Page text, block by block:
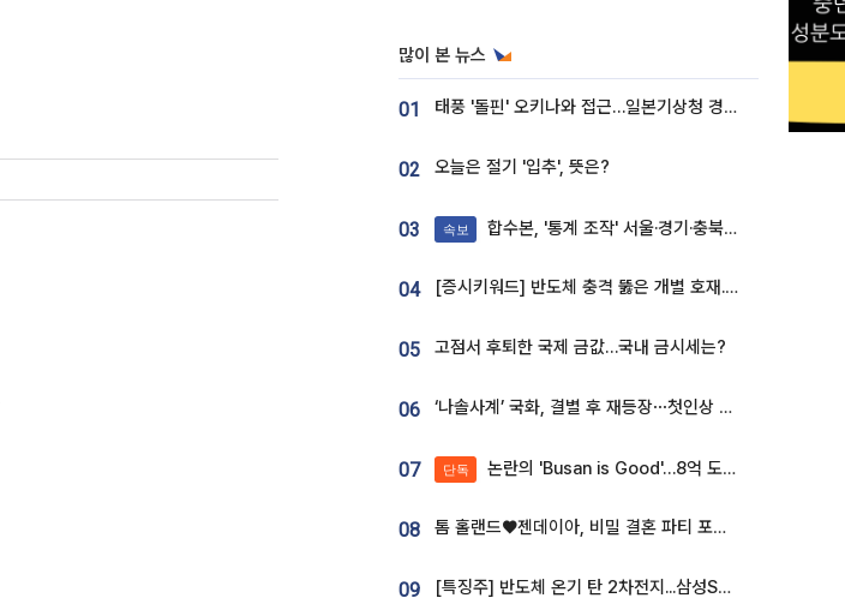
많이 본 뉴스
01 태풍 '돌핀' 오키나와 접근…일본기상청 경로 업데이트
02 오늘은 절기 '입추', 뜻은?
03 속보 합수본, '통계 조작' 서울·경기·충북 선관위 등 추가 압수수색
04 [증시키워드] 반도체 충격 뚫은 개별 호재...포스코퓨처엠·에코프로·한화솔루션 '눈길'
05 고점서 후퇴한 국제 금값…국내 금시세는?
06 ‘나솔사계’ 국화, 결별 후 재등장⋯첫인상 투표 휩쓸고 ‘인기녀’ 등극
07 단독 논란의 'Busan is Good'…8억 도시브랜드, 용산 대통령실 CI 업체가 수행
08 톰 홀랜드♥젠데이아, 비밀 결혼 파티 포착⋯호텔 대관비만 9억
09 [특징주] 반도체 온기 탄 2차전지...삼성SDI, 장 초반 7% 넘게 껑충